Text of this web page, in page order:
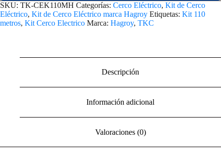
SKU: TK-CEK110MH Categorías: Cerco Eléctrico, Kit de Cerco
Eléctrico, Kit de Cerco Eléctrico marca Hagroy Etiquetas: Kit 110
metros, Kit Cerco Electrico Marca: Hagroy, TKC
Descripción
Información adicional
Valoraciones (0)